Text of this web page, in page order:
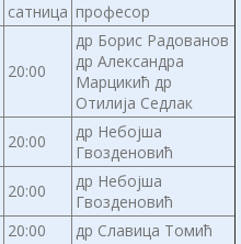
сатница професор
20:00
др Борис Радованов
др Александра
Марцикић др
Отилија Седлак
20:00
др Небојша
Гвозденовић
20:00
др Небојша
Гвозденовић
20:00
др Славица Томић